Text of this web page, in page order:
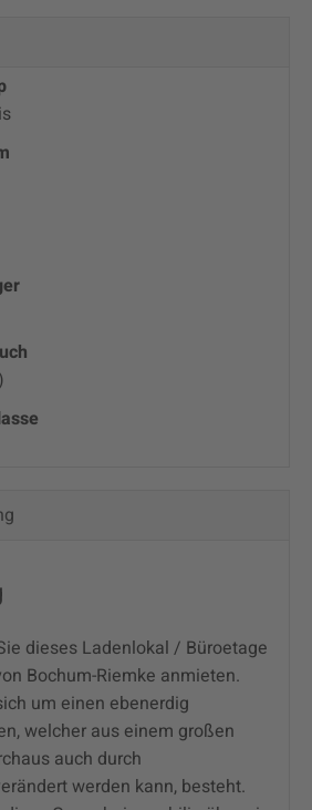
dieses Ladenlokal / Büroetage
Bochum-Riemke anmieten.
um einen ebenerdig
welcher aus einem großen
auch durch
werden kann, besteht.